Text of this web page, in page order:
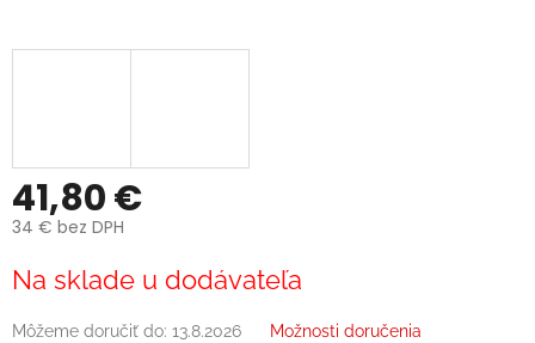
41,80 €
34 € bez DPH
cena:
Na sklade u dodávateľa
Môžeme doručiť do: 13.8.2026 Možnosti doručenia